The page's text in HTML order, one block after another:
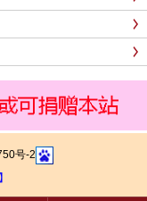
号-2